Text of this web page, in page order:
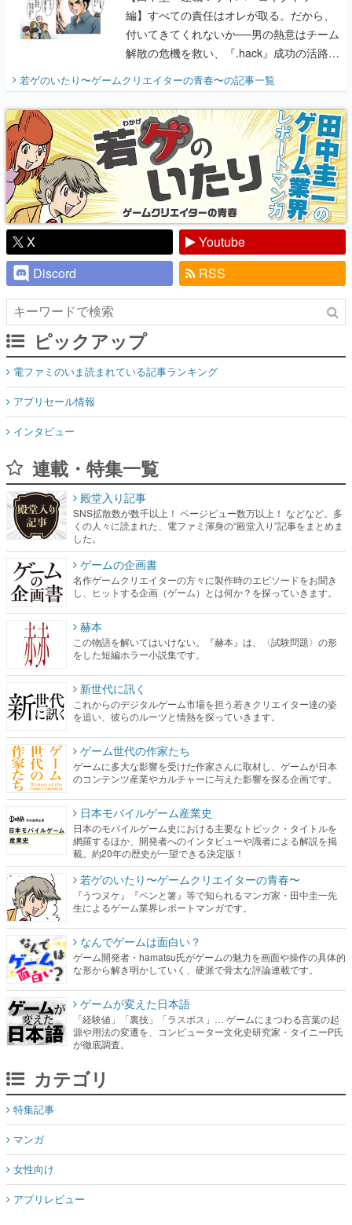
編】すべての責任はオレが取る。だから、
付いてきてくれないか──男の熱意はチーム
解散の危機を救い、『.hack』成功の活路を
開く。業界の快男児・松山 洋に流れる血は
『少年ジャンプ』色だった【若ゲのいた
り】
若ゲのいたり〜ゲームクリエイターの青春〜の記事一覧
X
Youtube
Discord
RSS
ピックアップ
電ファミのいま読まれている記事ランキング
アプリセール情報
インタビュー
連載・特集一覧
殿堂入り記事
SNS拡散数が数千以上！ ページビュー数万以上！ などなど。多
くの人々に読まれた、電ファミ渾身の“殿堂入り”記事をまとめま
した。
ゲームの企画書
名作ゲームクリエイターの方々に製作時のエピソードをお聞き
し、ヒットする企画（ゲーム）とは何か？を探っていきます。
赫本
この物語を解いてはいけない。『赫本』は、〈試験問題〉の形
をした短編ホラー小説集です。
新世代に訊く
これからのデジタルゲーム市場を担う若きクリエイター達の姿
を追い、彼らのルーツと情熱を探っていきます。
ゲーム世代の作家たち
ゲームに多大な影響を受けた作家さんに取材し、ゲームが日本
のコンテンツ産業やカルチャーに与えた影響を探る企画です。
日本モバイルゲーム産業史
日本のモバイルゲーム史における主要なトピック・タイトルを
網羅するほか、開発者へのインタビューや識者による解説を掲
載。約20年の歴史が一望できる決定版！
若ゲのいたり〜ゲームクリエイターの青春〜
『うつヌケ』『ペンと箸』等で知られるマンガ家・田中圭一先
生によるゲーム業界レポートマンガです。
なんでゲームは面白い？
ゲーム開発者・hamatsu氏がゲームの魅力を画面や操作の具体的
な形から解き明かしていく、硬派で骨太な評論連載です。
ゲームが変えた日本語
「経験値」「裏技」「ラスボス」… ゲームにまつわる言葉の起
源や用法の変遷を、コンピューター文化史研究家・タイニーP氏
が徹底調査。
カテゴリ
特集記事
マンガ
女性向け
アプリレビュー